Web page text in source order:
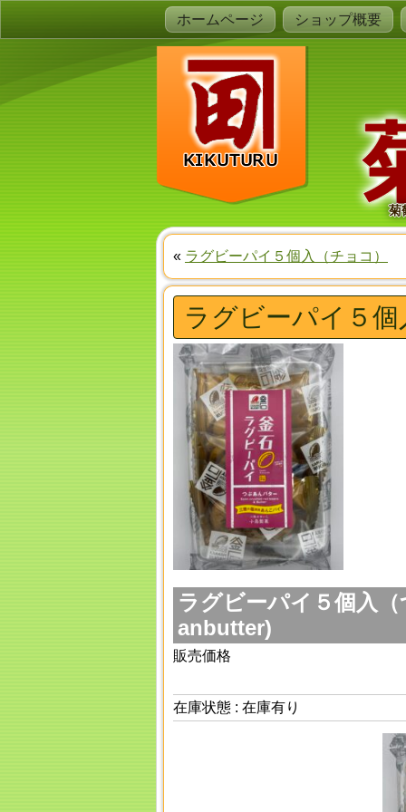
ホームページ ショップ概要
菊
« ラグビーパイ５個入（チョコ）
ラグビーパイ５
ラグビーパイ５個入
anbutter)
販売価格
在庫状態 : 在庫有り